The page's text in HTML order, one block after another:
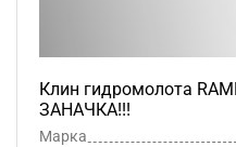
Клин гидромолота
ЗАНАЧКА!!!
Марка